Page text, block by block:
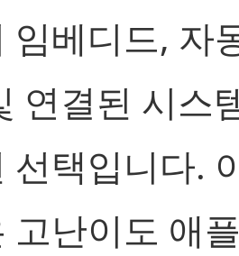
임베디드, 자
연결된 시스
선택입니다.
고난이도 애